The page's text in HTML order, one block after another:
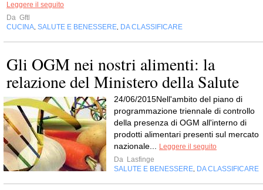
Leggere il seguito
Da Gftl
CUCINA SALUTE E BENESSERE DA CLASSIFICARE
Gli OGM nei nostri alimenti: la
relazione del Ministero della Salute
24/06/2015Nell'ambito del piano di
programmazione triennale di controllo
della presenza di OGM all'interno di
prodotti alimentari presenti sul mercato
nazionale...
Leggere il seguito
Da Lasfinge
SALUTE E BENESSERE DA CLASSIFICARE